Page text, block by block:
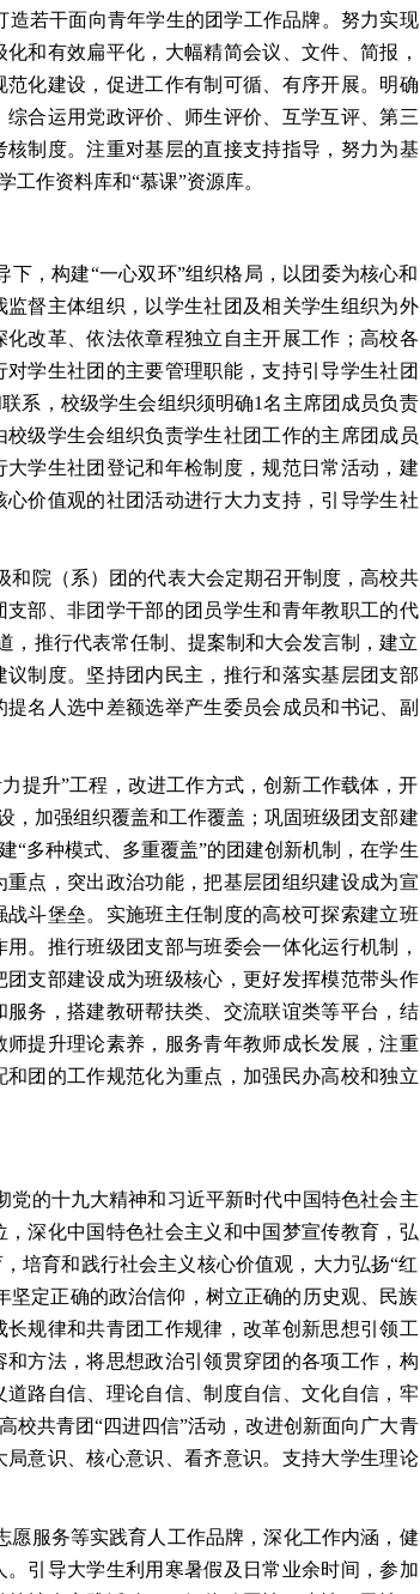
造若干面向青年学生的团学工作品牌。努力实现
和有效扁平化，大幅精简会议、文件、简报，
化建设，促进工作有制可循、有序开展。明确
合运用党政评价、师生评价、互学互评、第三
制度。注重对基层的直接支持指导，努力为基
作资料库和“慕课”资源库。
，构建“一心双环”组织格局，以团委为核心和
督主体组织，以学生社团及相关学生组织为外
改革、依法依章程独立自主开展工作；高校各
学生社团的主要管理职能，支持引导学生社团
系，校级学生会组织须明确1名主席团成员负责
级学生会组织负责学生社团工作的主席团成员
学生社团登记和年检制度，规范日常活动，建
价值观的社团活动进行大力支持，引导学生社
和院（系）团的代表大会定期召开制度，高校共
部、非团学干部的团员学生和青年教职工的代
，推行代表常任制、提案制和大会发言制，建立
制度。坚持团内民主，推行和落实基层团支部
名人选中差额选举产生委员会成员和书记、副
提升”工程，改进工作方式，创新工作载体，开
，加强组织覆盖和工作覆盖；巩固班级团支部建
“多种模式、多重覆盖”的团建创新机制，在学生
点，突出政治功能，把基层团组织建设成为宣
斗堡垒。实施班主任制度的高校可探索建立班
。推行班级团支部与班委会一体化运行机制，
支部建设成为班级核心，更好发挥模范带头作
务，搭建教研帮扶类、交流联谊类等平台，结
提升理论素养，服务青年教师成长发展，注重
团的工作规范化为重点，加强民办高校和独立
的十九大精神和习近平新时代中国特色社会主
深化中国特色社会主义和中国梦宣传教育，弘
培育和践行社会主义核心价值观，大力弘扬“红
定正确的政治信仰，树立正确的历史观、民族
规律和共青团工作规律，改革创新思想引领工
方法，将思想政治引领贯穿团的各项工作，构
路自信、理论自信、制度自信、文化自信，牢
校共青团“四进四信”活动，改进创新面向广大青
意识、核心意识、看齐意识。支持大学生理论
服务等实践育人工作品牌，深化工作内涵，健
引导大学生利用寒暑假及日常业余时间，参加